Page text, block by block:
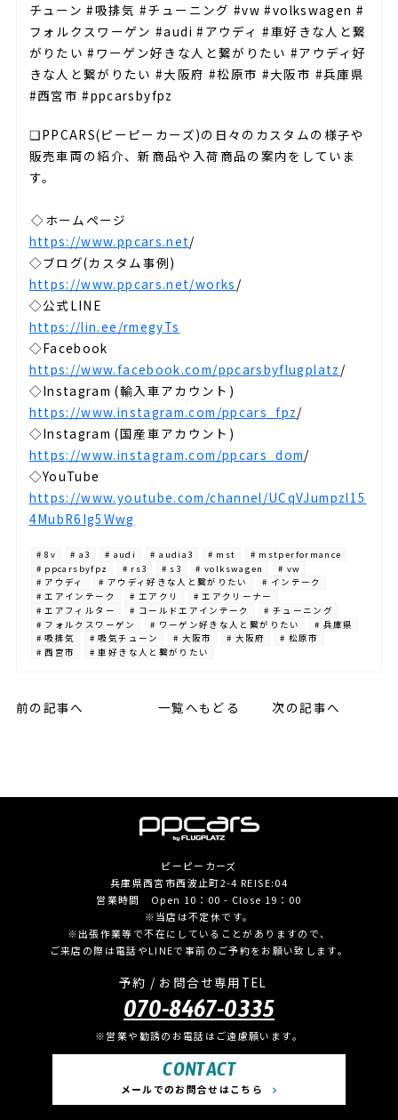
チューン #吸排気 #チューニング #vw #volkswagen #
フォルクスワーゲン #audi #アウディ #車好きな人と繋
がりたい #ワーゲン好きな人と繋がりたい #アウディ好
きな人と繋がりたい #大阪府 #松原市 #大阪市 #兵庫県
#西宮市 #ppcarsbyfpz
❏PPCARS(ピーピーカーズ)の日々のカスタムの様子や
販売車両の紹介、新商品や入荷商品の案内をしていま
す。⁣⁣⁡
⁣⁣◇ホームページ⁡
https://www.ppcars.net/
◇ブログ(カスタム事例)⁡
https://www.ppcars.net/works /
◇公式LINE
https://lin.ee/rmegyTs
◇Facebook⁡
https://www.facebook.com/ppcarsbyflugplatz /
◇Instagram (輸入車アカウント)⁡
https://www.instagram.com/ppcars_fpz/
◇Instagram (国産車アカウント)⁡
https://www.instagram.com/ppcars_dom/
◇YouTube⁡
https://www.youtube.com/channel/UCqVJumpzl15
4MubR6Ig5Wwg
# 8v # a3 # audi # audia3 # mst
# mstperformance
# ppcarsbyfpz
# rs3 # s3 # volkswagen
# vw
# アウディ
# アウディ好きな人と繋がりたい
# インテーク
# エアインテーク
# エアクリ
# エアクリーナー
# エアフィルター
# コールドエアインテーク
# チューニング
# フォルクスワーゲン
# ワーゲン好きな人と繋がりたい
# 兵庫県
# 吸排気
# 吸気チューン # 大阪市 # 大阪府
# 松原市
# 西宮市
# 車好きな人と繋がりたい
前の記事へ 次の記事へ
一覧へもどる
ピーピーカーズ
兵庫県西宮市西波止町2-4 REISE:04
営業時間 Open 10：00 - Close 19：00
※当店は不定休です。
※出張作業等で不在にしていることがありますので、
ご来店の際は電話やLINEで事前のご予約をお願い致します。
予約 / お問合せ専用TEL
070-8467-0335
※営業や勧誘のお電話はご遠慮願います。
CONTACT
メールでのお問合せはこちら